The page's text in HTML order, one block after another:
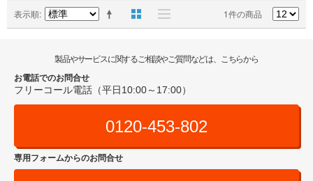
表示順 1件の商品
製品やサービスに関するご相談やご質問などは、こちらから
お電話でのお問合せ
フリーコール電話（平日10:00～17:00）
0120-453-802
専用フォームからのお問合せ